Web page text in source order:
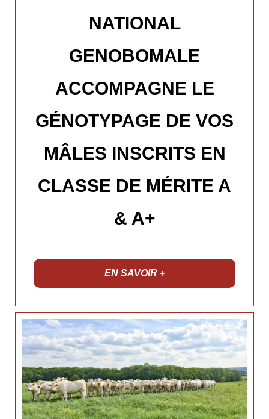
NATIONAL
GENOBOMALE
ACCOMPAGNE LE
GÉNOTYPAGE DE VOS
MÂLES INSCRITS EN
CLASSE DE MÉRITE A
& A+
EN SAVOIR +